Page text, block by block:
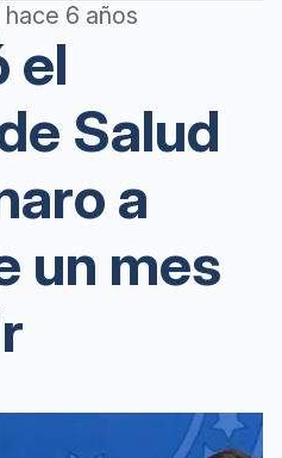
6 años
el
Salud
a
un mes